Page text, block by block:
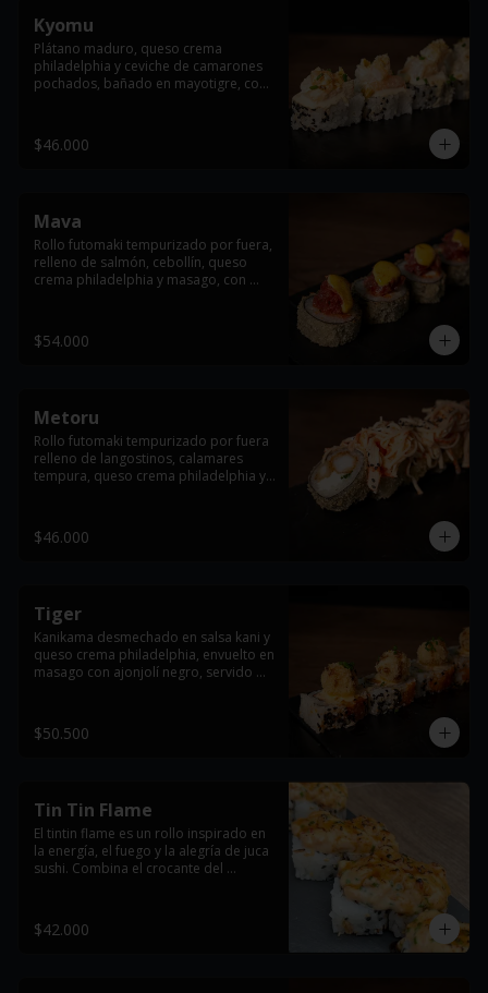
Kyomu
Plátano maduro, queso crema
philadelphia y ceviche de camarones
pochados, bañado en mayotigre, con
$46.000
Mava
Rollo futomaki tempurizado por fuera,
relleno de salmón, cebollín, queso
crema philadelphia y masago, con
$54.000
Metoru
Rollo futomaki tempurizado por fuera
relleno de langostinos, calamares
tempura, queso crema philadelphia y
negro.
$46.000
Tiger
Kanikama desmechado en salsa kani y
queso crema philadelphia, envuelto en
masago con ajonjolí negro, servido
$50.500
Tin Tin Flame
El tintin flame es un rollo inspirado en
la energía, el fuego y la alegría de juca
sushi. Combina el crocante del
flameado cubierto con nuestra salsa
flame exclusiva — una mezcla
$42.000